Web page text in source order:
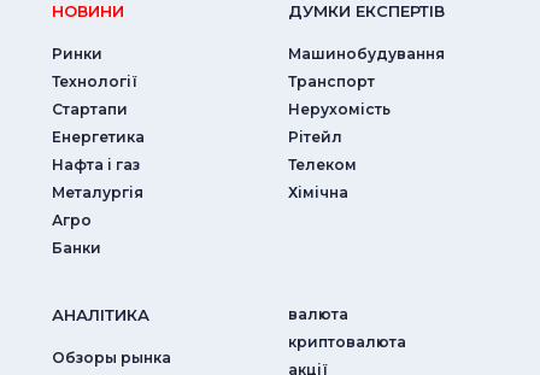
НОВИНИ
Ринки
Технології
Стартапи
Енергетика
Нафта і газ
Металургія
Агро
Банки
ДУМКИ ЕКСПЕРТIВ
Машинобудування
Транспорт
Нерухомість
Рітейл
Телеком
Хімічна
АНАЛIТИКА
Обзоры рынка
валюта
криптовалюта
акції